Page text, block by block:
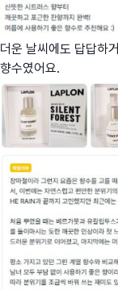
더운 날씨에도 답답하
향수였어요.